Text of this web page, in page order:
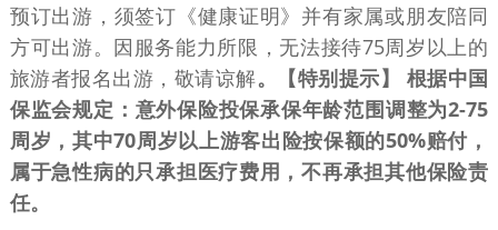
预订出游，须签订《健康证明》并有家属或朋友陪同
方可出游。因服务能力所限，无法接待75周岁以上的
旅游者报名出游，敬请谅解。【特别提示】 根据中国
保监会规定：意外保险投保承保年龄范围调整为2-75
周岁，其中70周岁以上游客出险按保额的50%赔付，
属于急性病的只承担医疗费用，不再承担其他保险责
任。